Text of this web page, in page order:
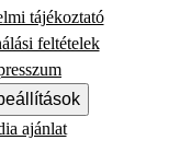
tájékoztató
feltételek
ajánlat